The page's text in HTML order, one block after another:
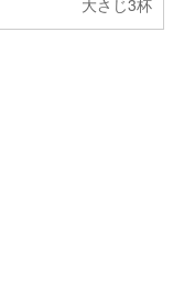
大さじ3杯